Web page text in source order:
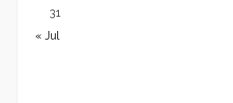
31
« Jul